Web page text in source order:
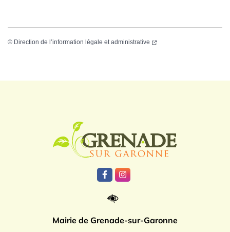
© Direction de l’information légale et administrative
Lien vers le compte Facebook
Lien vers le compte
Mairie de Grenade-sur-Garonne